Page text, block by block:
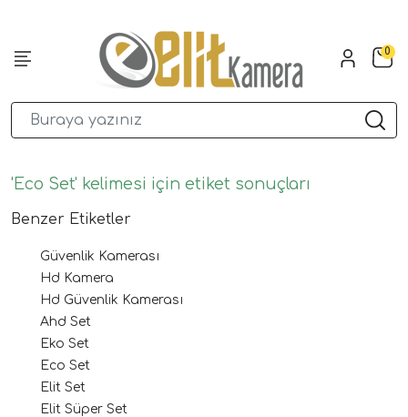
0
'Eco Set' kelimesi için etiket sonuçları
Benzer Etiketler
Güvenlik Kamerası
Hd Kamera
Hd Güvenlik Kamerası
Ahd Set
Eko Set
Eco Set
Elit Set
Elit Süper Set